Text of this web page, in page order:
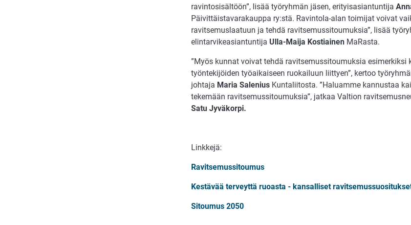
ravintosisältöön”, lisää työryhmän jäsen, erityisasiantuntija
Päivittäistavarakauppa ry:stä. Ravintola-alan toimijat voivat
ravitsemuslaatuun ja tehdä ravitsemussitoumuksia”, lisää
elintarvikeasiantuntija Ulla-Maija Kostiainen MaRasta.
”Myös kunnat voivat tehdä ravitsemussitoumuksia esimerkiksi
työntekijöiden työaikaiseen ruokailuun liittyen”, kertoo
johtaja Maria Salenius Kuntaliitosta. ”Haluamme kannustaa
tekemään ravitsemussitoumuksia”, jatkaa Valtion
Satu Jyväkorpi.
Linkkejä:
Ravitsemussitoumus
Kestävää terveyttä ruoasta - kansalliset
Sitoumus 2050